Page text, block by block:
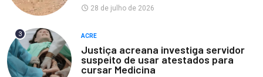
28 de julho de 2026
3 ACRE
Justiça acreana investiga servidor
suspeito de usar atestados para
cursar Medicina